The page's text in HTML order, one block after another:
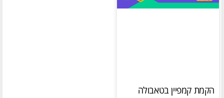
הקמת קמפיין בטאבולה